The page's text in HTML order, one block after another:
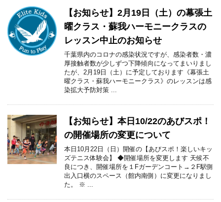
【お知らせ】2月19日（土）の幕張土
曜クラス・蘇我ハーモニークラスの
レッスン中止のお知らせ
千葉県内のコロナの感染状況ですが、感染者数・濃
厚接触者数が少しずつ下降傾向になってまいりまし
たが、2月19日（土）に予定しております《幕張土
曜クラス・蘇我ハーモニークラス》のレッスンは感
染拡大予防対策 ...
【お知らせ】本日10/22のあびスポ！
の開催場所の変更について
本日10月22日（日）開催の【あびスポ！楽しいキッ
ズテニス体験会】 ◆開催場所を変更します 天候不
良につき、開催場所を１Fガーデンコート→２F駅側
出入口横のスペース（館内南側）に変更になりまし
た。 ※ ...